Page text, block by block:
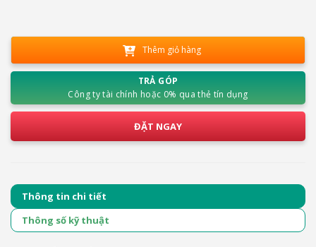
Thêm giỏ hàng
TRẢ GÓP
Công ty tài chính hoặc 0% qua thẻ tín dụng
ĐẶT NGAY
Thông tin chi tiết
Thông số kỹ thuật